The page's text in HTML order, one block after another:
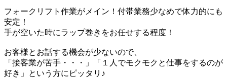
フォークリフト作業がメイン！付帯業務少なめで体力的にも
安定！
手が空いた時にラップ巻きをお任せする程度！
お客様とお話する機会が少ないので、
「接客業が苦手・・・」「１人でモクモクと仕事をするのが
好き」という方にピッタリ♪